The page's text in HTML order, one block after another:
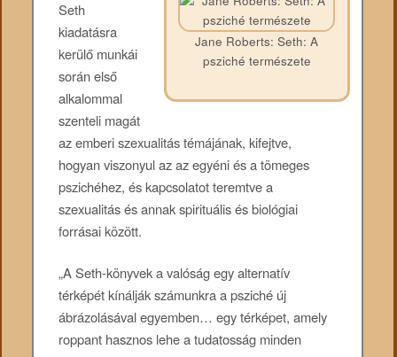
Jane Roberts: Seth: A
psziché természete
Seth
kiadatásra
kerülő munkái
során első
alkalommal
szenteli magát
az emberi szexualitás témájának, kifejtve,
hogyan viszonyul az az egyéni és a tömeges
pszichéhez, és kapcsolatot teremtve a
szexualitás és annak spirituális és biológiai
forrásai között.
„A Seth-könyvek a valóság egy alternatív
térképét kínálják számunkra a psziché új
ábrázolásával egyemben… egy térképet, amely
roppant hasznos lehe a tudatosság minden